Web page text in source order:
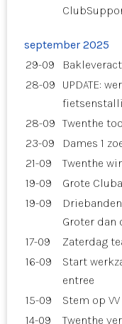
september 2025
29-09
28-09
UPDATE:
28-09 Twenthe
23-09
Dames 1
21-09
Twenthe
19-09
Grote
19-09
Groter dan
17-09
Zaterdag
16-09
Start
entree
15-09
Stem op
14-09
Twenthe